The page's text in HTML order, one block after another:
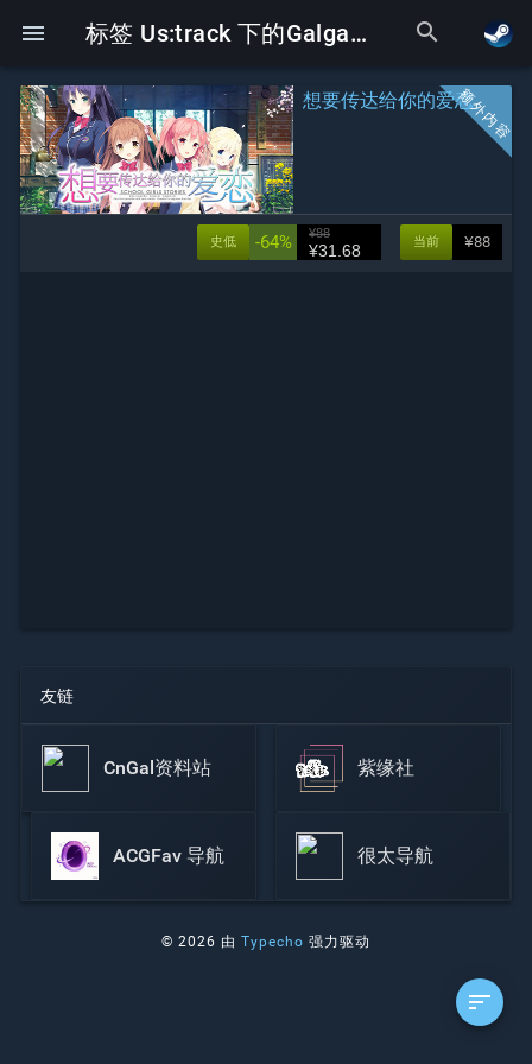
menu 标签 Us:track 下的Galgame search
想要传达给你的爱恋
¥88
当前
-64% ¥88
¥31.68
史低
友链
CnGal资料站 紫缘社
ACGFav 导航 很太导航
© 2026 由Typecho 强力驱动
sort